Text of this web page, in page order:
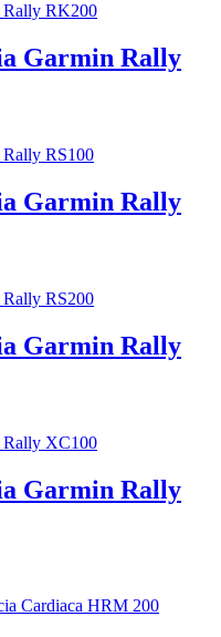
Garmin Rally
Garmin Rally
Garmin Rally
Garmin Rally